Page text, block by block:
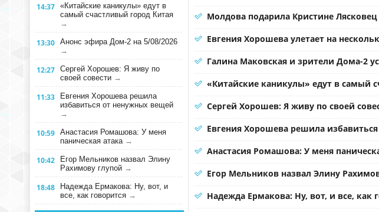
14:37 «Китайские каникулы» едут в
самый счастливый город Китая
→
13:30 Анонс эфира Дом-2 на 5/08/2026
→
12:27 Сергей Хорошев: Я живу по
своей совести →
11:33
Евгения Хорошева решила
избавиться от ненужных вещей
→
10:59 Анастасия Ромашова: У меня
паническая атака →
10:42
Егор Мельников назвал Элину
Рахимову глупой →
18:48
Надежда Ермакова: Ну, вот, и
все, как говорится →
Молдова подарила Кристине
Евгения Хорошева улетает на
Галина Маковская и зрители Дома-2
«Китайские каникулы» едут в самый
Сергей Хорошев: Я живу по своей
Евгения Хорошева решила
Анастасия Ромашова: У меня
Егор Мельников назвал Элину
Надежда Ермакова: Ну, вот, и все, как